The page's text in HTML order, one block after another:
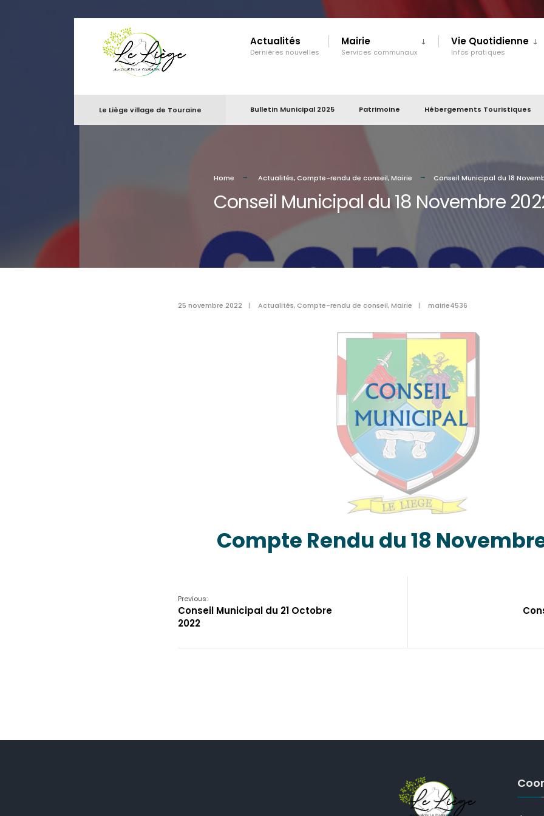
Actualités
Dernières nouvelles
Mairie
Services communaux
Vie Quotidienne
Infos pratiques
Le Liège village de Touraine Bulletin Municipal 2025 Patrimoine Hébergements Touristiques
Home Actualités,Compte-rendu de conseil,Mairie Conseil Municipal du 18
Conseil Municipal du 18 Novembre
25 novembre 2022 | Actualités, Compte-rendu de conseil,Mairie | mairie4536
Compte Rendu du 18
Previous:
Conseil Municipal du 21 Octobre
2022